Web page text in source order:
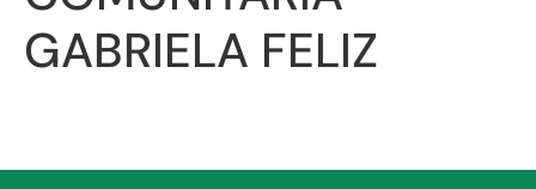
GABRIELA FELIZ